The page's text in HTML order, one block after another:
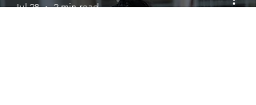
Jul 28
2 min read